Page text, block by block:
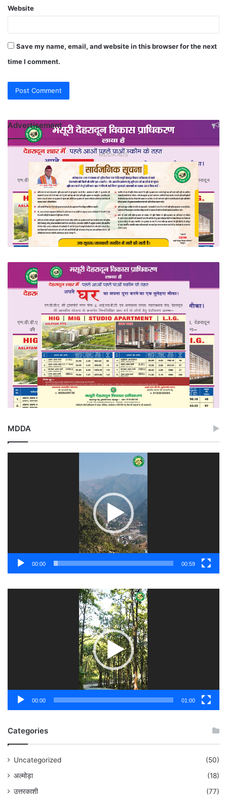
Website
Save my name, email, and website in this browser for the next
time I comment.
Advertisement
MDDA ADS
MDDA
00:00 00:59
00:00 01:00
Categories
Uncategorized
(50)
अल्मोड़ा
(18)
उत्तरकाशी
(77)